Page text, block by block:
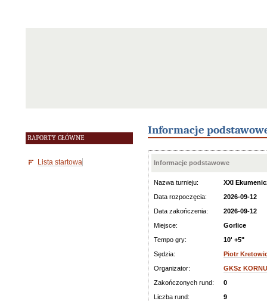
RAPORTY GŁÓWNE
Lista startowa
Informacje
Informacje podstawowe
Nazwa turnieju:
XXI
Data rozpoczęcia:
2026-09-12
Data zakończenia:
2026-09-12
Miejsce:
Gorlice
Tempo gry:
10' +5"
Sędzia:
Piotr
Organizator:
GKSz
Zakończonych rund:
0
Liczba rund:
9